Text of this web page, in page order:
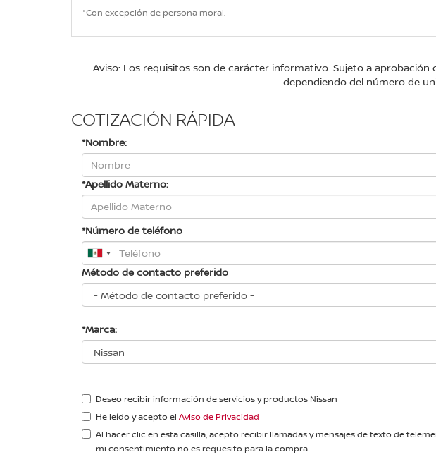
*Con excepción de persona moral.
Aviso: Los requisitos son de carácter informativo. Sujeto a
dependiendo del número de
COTIZACIÓN RÁPIDA
*Nombre:
*Apellido Materno:
*Número de teléfono
Método de contacto preferido
*Marca:
Deseo recibir información de servicios y productos Nissan
He leído y acepto el Aviso de Privacidad
Al hacer clic en esta casilla, acepto recibir llamadas y mensajes de texto de
mi consentimiento no es requesito para la compra.